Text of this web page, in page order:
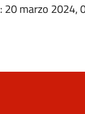
: 20 marzo 2024,